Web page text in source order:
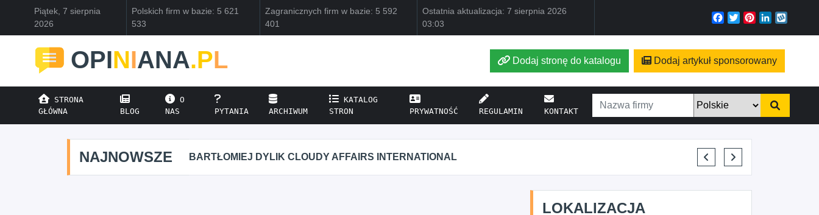
Piątek, 7 sierpnia
2026
Polskich firm w bazie: 5 621
533
Zagranicznych firm w bazie: 5 592
401
Ostatnia aktualizacja: 7 sierpnia 2026
03:03
Facebook
TwitterPinterest
LinkedIn
OPINIANA.PL Dodaj stronę do katalogu Dodaj artykuł sponsorowany
STRONA
GŁÓWNA
BLOG
O
NAS
PYTANIA ARCHIWUM
KATALOG
STRON
PRYWATNOŚĆ REGULAMIN KONTAKT
NAJNOWSZE BARTŁOMIEJ DYLIK CLOUDY AFFAIRS INTERNATIONAL KRYSTIAN PISULA
LOKALIZACJA